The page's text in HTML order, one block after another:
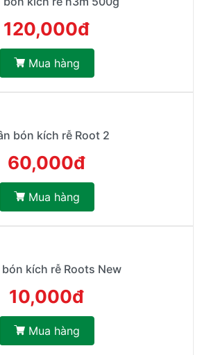
120,000đ
Mua hàng
bón kích rễ Root 2
60,000đ
Mua hàng
bón kích rễ Roots New
10,000đ
Mua hàng